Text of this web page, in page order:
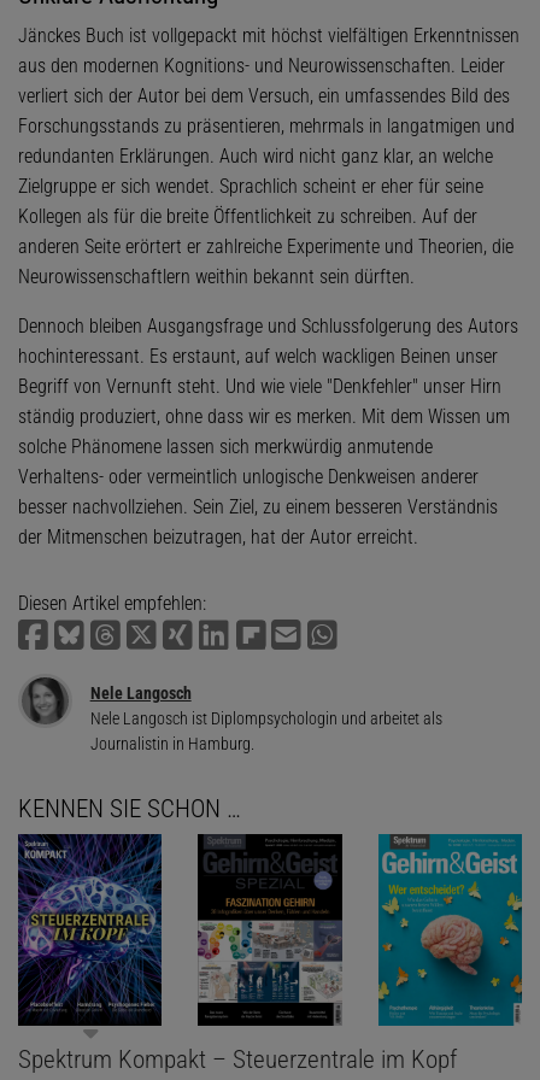
Jänckes Buch ist vollgepackt mit höchst vielfältigen Erkenntnissen
aus den modernen Kognitions- und Neurowissenschaften. Leider
verliert sich der Autor bei dem Versuch, ein umfassendes Bild des
Forschungsstands zu präsentieren, mehrmals in langatmigen und
redundanten Erklärungen. Auch wird nicht ganz klar, an welche
Zielgruppe er sich wendet. Sprachlich scheint er eher für seine
Kollegen als für die breite Öffentlichkeit zu schreiben. Auf der
anderen Seite erörtert er zahlreiche Experimente und Theorien, die
Neurowissenschaftlern weithin bekannt sein dürften.
Dennoch bleiben Ausgangsfrage und Schlussfolgerung des Autors
hochinteressant. Es erstaunt, auf welch wackligen Beinen unser
Begriff von Vernunft steht. Und wie viele "Denkfehler" unser Hirn
ständig produziert, ohne dass wir es merken. Mit dem Wissen um
solche Phänomene lassen sich merkwürdig anmutende
Verhaltens- oder vermeintlich unlogische Denkweisen anderer
besser nachvollziehen. Sein Ziel, zu einem besseren Verständnis
der Mitmenschen beizutragen, hat der Autor erreicht.
Diesen Artikel empfehlen:
Nele Langosch
Nele Langosch ist Diplompsychologin und arbeitet als
Journalistin in Hamburg.
KENNEN SIE SCHON …
Spektrum Kompakt – Steuerzentrale im Kopf